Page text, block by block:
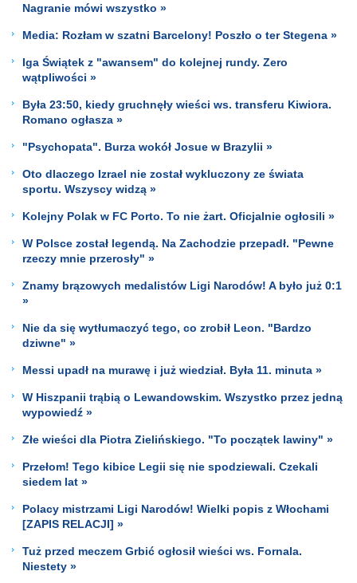
Nagranie mówi wszystko »
Media: Rozłam w szatni Barcelony! Poszło o ter Stegena »
Iga Świątek z "awansem" do kolejnej rundy. Zero
wątpliwości »
Była 23:50, kiedy gruchnęły wieści ws. transferu Kiwiora.
Romano ogłasza »
"Psychopata". Burza wokół Josue w Brazylii »
Oto dlaczego Izrael nie został wykluczony ze świata
sportu. Wszyscy widzą »
Kolejny Polak w FC Porto. To nie żart. Oficjalnie ogłosili »
W Polsce został legendą. Na Zachodzie przepadł. "Pewne
rzeczy mnie przerosły" »
Znamy brązowych medalistów Ligi Narodów! A było już 0:1
»
Nie da się wytłumaczyć tego, co zrobił Leon. "Bardzo
dziwne" »
Messi upadł na murawę i już wiedział. Była 11. minuta »
W Hiszpanii trąbią o Lewandowskim. Wszystko przez jedną
wypowiedź »
Złe wieści dla Piotra Zielińskiego. "To początek lawiny" »
Przełom! Tego kibice Legii się nie spodziewali. Czekali
siedem lat »
Polacy mistrzami Ligi Narodów! Wielki popis z Włochami
[ZAPIS RELACJI] »
Tuż przed meczem Grbić ogłosił wieści ws. Fornala.
Niestety »